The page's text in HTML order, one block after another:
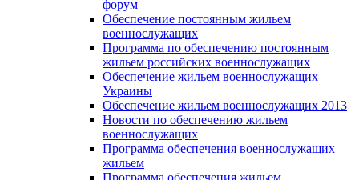
форум
Обеспечение постоянным жильем
военнослужащих
Программа по обеспечению постоянным
жильем российских военнослужащих
Обеспечение жильем военнослужащих
Украины
Обеспечение жильем военнослужащих 2013
Новости по обеспечению жильем
военнослужащих
Программа обеспечения военнослужащих
жильем
Программа обеспечения жильем